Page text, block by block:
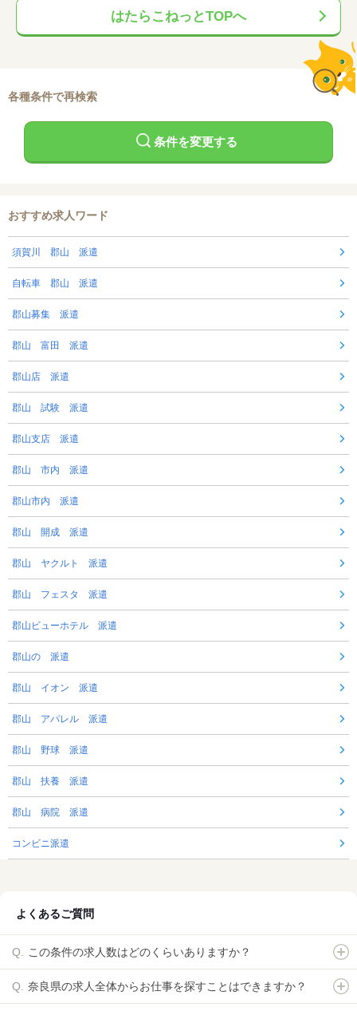
はたらこねっとTOPへ
各種条件で再検索
条件を変更する
おすすめ求人ワード
須賀川 郡山 派遣
自転車 郡山 派遣
郡山募集 派遣
郡山 富田 派遣
郡山店 派遣
郡山 試験 派遣
郡山支店 派遣
郡山 市内 派遣
郡山市内 派遣
郡山 開成 派遣
郡山 ヤクルト 派遣
郡山 フェスタ 派遣
郡山ビューホテル 派遣
郡山の 派遣
郡山 イオン 派遣
郡山 アパレル 派遣
郡山 野球 派遣
郡山 扶養 派遣
郡山 病院 派遣
コンビニ派遣
よくあるご質問
この条件の求人数はどのくらいありますか？
奈良県の求人全体からお仕事を探すことはできますか？